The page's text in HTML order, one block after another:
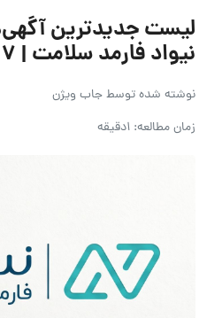
لیست جدیدترین
نیواد فارمد سلامت | ۷ تیر ۱۴۰۵
نوشته شده توسطجاب ویژن
زمان مطالعه: 1دقیقه